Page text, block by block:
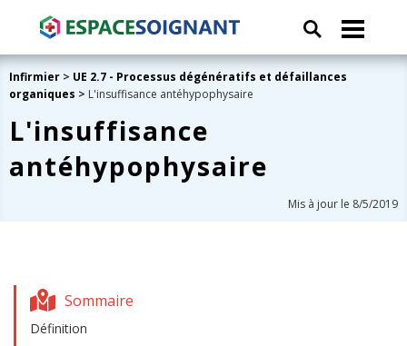
Infirmier > UE 2.7 - Processus dégénératifs et défaillances
organiques > L'insuffisance antéhypophysaire
L'insuffisance
antéhypophysaire
Mis à jour le 8/5/2019
Sommaire
Définition